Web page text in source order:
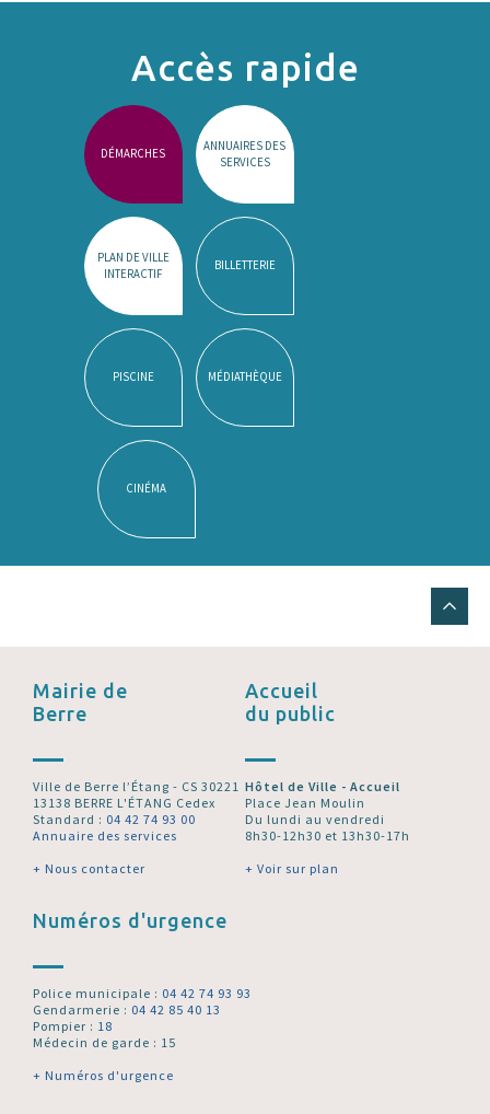
Accès rapide
DÉMARCHES
ANNUAIRES DES
SERVICES
PLAN DE VILLE
INTERACTIF
BILLETTERIE
PISCINE MÉDIATHÈQUE
CINÉMA
Mairie de
Berre
Ville de Berre l’Étang - CS 30221
13138 BERRE L'ÉTANG Cedex
Standard : 04 42 74 93 00
Annuaire des services
+ Nous contacter
Accueil
du public
Hôtel de Ville - Accueil
Place Jean Moulin
Du lundi au vendredi
8h30-12h30 et 13h30-17h
+ Voir sur plan
Numéros d'urgence
Police municipale : 04 42 74 93 93
Gendarmerie : 04 42 85 40 13
Pompier : 18
Médecin de garde : 15
+ Numéros d'urgence